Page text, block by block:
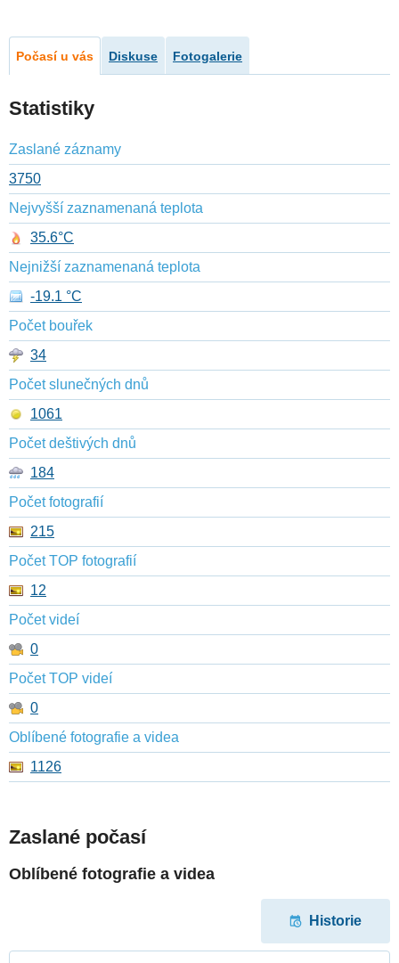
Počasí u vás Diskuse Fotogalerie
Statistiky
Zaslané záznamy
3750
Nejvyšší zaznamenaná teplota
35.6°C
Nejnižší zaznamenaná teplota
-19.1 °C
Počet bouřek
34
Počet slunečných dnů
1061
Počet deštivých dnů
184
Počet fotografií
215
Počet TOP fotografií
12
Počet videí
0
Počet TOP videí
0
Oblíbené fotografie a videa
1126
Zaslané počasí
Oblíbené fotografie a videa
Historie